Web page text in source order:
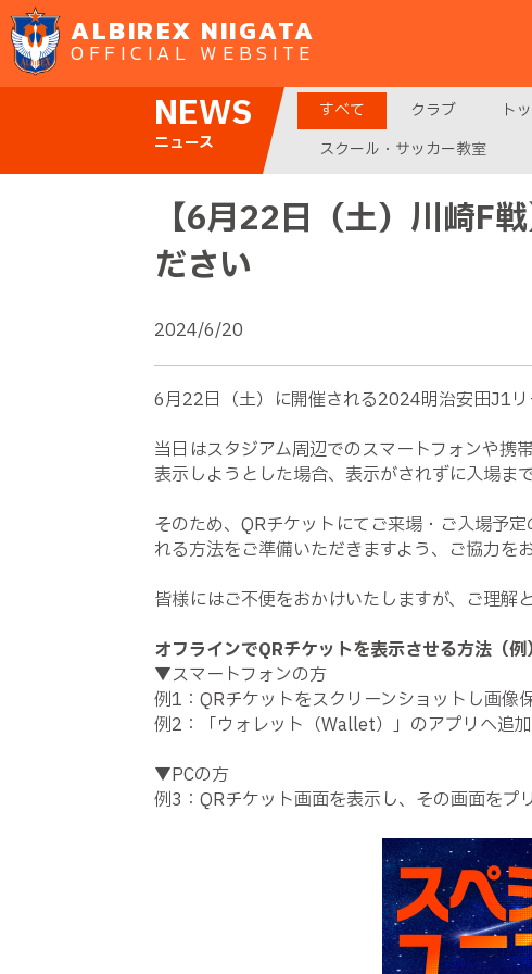
ALBIREX NIIGATA
OFFICIAL WEBSITE
NEWS
ニュース
すべて クラブ ト
スクール・サッカー教室
【6月22日（土）川崎F
ださい
2024/6/20
6月22日（土）に開催される2024明治安田J1リ
当日はスタジアム周辺でのスマートフォンや携
表示しようとした場合、表示がされずに入場ま
そのため、QRチケットにてご来場・ご入場予
れる方法をご準備いただきますよう、ご協力を
皆様にはご不便をおかけいたしますが、ご理解
オフラインでQRチケットを表示させる方法（例）
▼スマートフォンの方
例1：QRチケットをスクリーンショットし画像
例2：「ウォレット（Wallet）」のアプリへ追
▼PCの方
例3：QRチケット画面を表示し、その画面をプ